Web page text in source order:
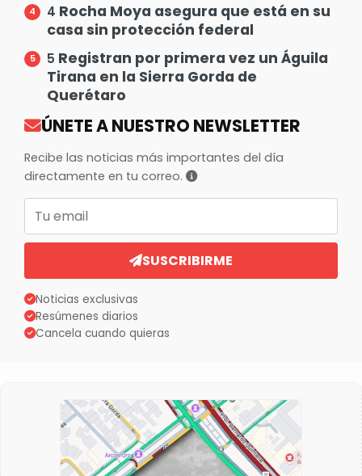
4 Rocha Moya asegura que está en su
casa sin protección federal
5 Registran por primera vez un Águila
Tirana en la Sierra Gorda de
Querétaro
ÚNETE A NUESTRO NEWSLETTER
Recibe las noticias más importantes del día
directamente en tu correo.
SUSCRIBIRME
Noticias exclusivas
Resúmenes diarios
Cancela cuando quieras